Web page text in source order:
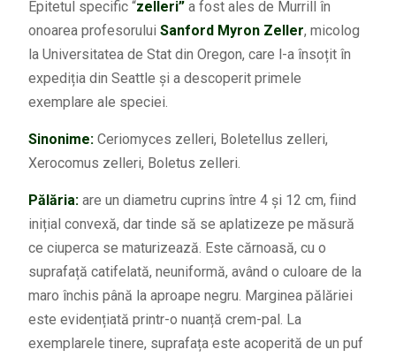
Epitetul specific “zelleri” a fost ales de Murrill în
onoarea profesorului Sanford Myron Zeller, micolog
la Universitatea de Stat din Oregon, care l-a însoțit în
expediția din Seattle și a descoperit primele
exemplare ale speciei.
Sinonime:Ceriomyces zelleri, Boletellus zelleri,
Xerocomus zelleri, Boletus zelleri.
Pălăria:are un diametru cuprins între 4 și 12 cm, fiind
inițial convexă, dar tinde să se aplatizeze pe măsură
ce ciuperca se maturizează. Este cărnoasă, cu o
suprafață catifelată, neuniformă, având o culoare de la
maro închis până la aproape negru. Marginea pălăriei
este evidențiată printr-o nuanță crem-pal. La
exemplarele tinere, suprafața este acoperită de un puf